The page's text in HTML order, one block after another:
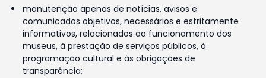
manutenção apenas de notícias, avisos e
comunicados objetivos, necessários e estritamente
informativos, relacionados ao funcionamento dos
museus, à prestação de serviços públicos, à
programação cultural e às obrigações de
transparência;